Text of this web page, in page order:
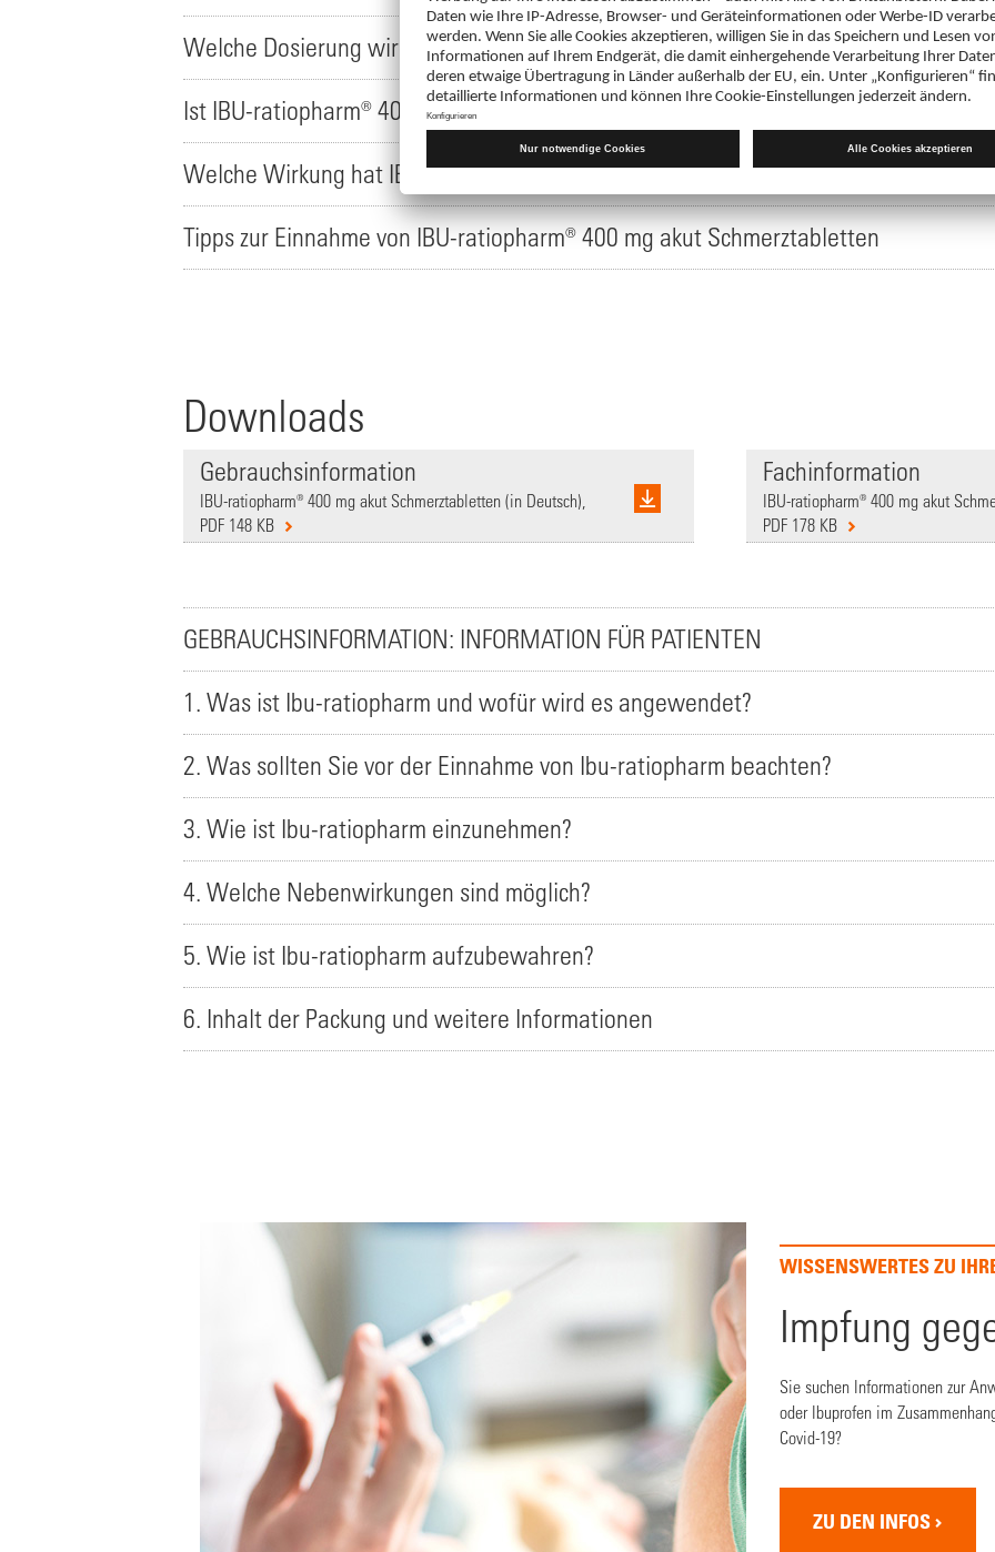
Welche Dosierung wird von IBU-ratiopharm® 400 mg akut Schmerztabletten
Ist IBU-ratiopharm® 400 mg akut Schmerztabletten blutverdünnend?
Welche Wirkung hat IBU-ratiopharm® 400 mg akut Schmerztabletten?
Tipps zur Einnahme von IBU-ratiopharm® 400 mg akut Schmerztabletten
Downloads
Gebrauchsinformation
IBU-ratiopharm® 400 mg akut Schmerztabletten (in Deutsch),
PDF 148 KB
Fachinformation
IBU-ratiopharm® 400 mg akut
PDF 178 KB
GEBRAUCHSINFORMATION: INFORMATION FÜR PATIENTEN
1. Was ist Ibu-ratiopharm und wofür wird es angewendet?
2. Was sollten Sie vor der Einnahme von Ibu-ratiopharm beachten?
3. Wie ist Ibu-ratiopharm einzunehmen?
4. Welche Nebenwirkungen sind möglich?
5. Wie ist Ibu-ratiopharm aufzubewahren?
6. Inhalt der Packung und weitere Informationen
WISSENSWERTES ZU
Impfung
Sie suchen Informationen zur
oder Ibuprofen im
Covid-19?
ZU DEN INFOS